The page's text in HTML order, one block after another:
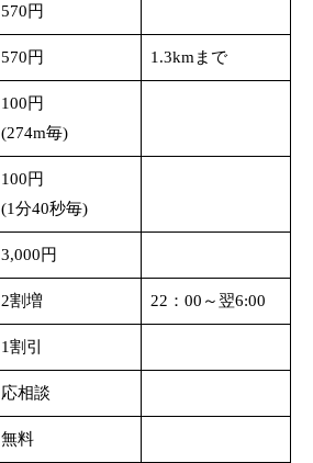
570円
570円 1.3kmまで
100円
(274m毎)
100円
(1分40秒毎)
3,000円
2割増 22：00～翌6:00
1割引
応相談
無料